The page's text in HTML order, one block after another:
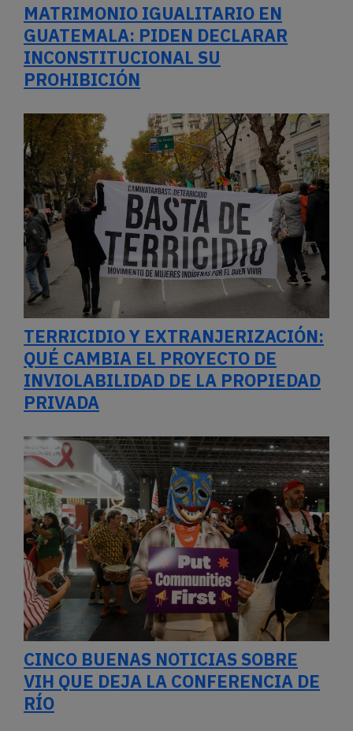
MATRIMONIO IGUALITARIO EN
GUATEMALA: PIDEN DECLARAR
INCONSTITUCIONAL SU
PROHIBICIÓN
TERRICIDIO Y EXTRANJERIZACIÓN:
QUÉ CAMBIA EL PROYECTO DE
INVIOLABILIDAD DE LA PROPIEDAD
PRIVADA
CINCO BUENAS NOTICIAS SOBRE
VIH QUE DEJA LA CONFERENCIA DE
RÍO